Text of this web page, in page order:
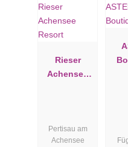
Rieser
Achensee
Pertisau am
Achensee